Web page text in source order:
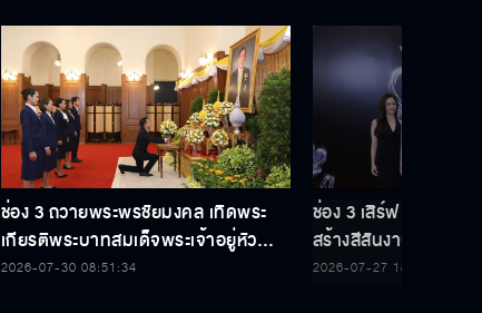
ช่อง 3 ถวายพระพรชัยมงคล เทิดพระ
เกียรติพระบาทสมเด็จพระเจ้าอยู่หัว
เนื่องในโอกาสวันเฉลิมพระชนมพรรษา
28 กรกฎาคม 2569
2026-07-30 08:51:34
ช่อง 3 เสิร์ฟ 5 นักแสด
สร้างสีสันงานประกาศ
THAILAND Y
2026-07-27 18:35:22